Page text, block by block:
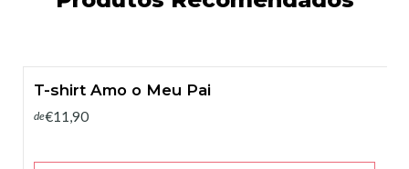
T-shirt Amo o Meu Pai
de€11,90